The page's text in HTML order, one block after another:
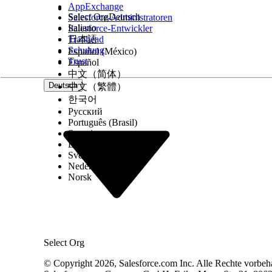
AppExchange
Salesforce-Administratoren
Salesforce-Entwickler
Trailhead
Schulung
Trust
Deutsch
Select Org
Select OrgDeutsch
Italiano
日本語
Español (México)
Español
中文（简体）
中文（繁體）
한국어
Русский
Português (Brasil)
Suomi
Dansk
Svenska
Nederlands
Norsk
© Copyright 2026, Salesforce.com Inc. Alle Rechte